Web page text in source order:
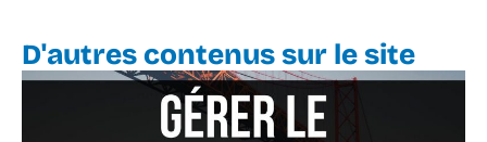
D'autres contenus sur le site